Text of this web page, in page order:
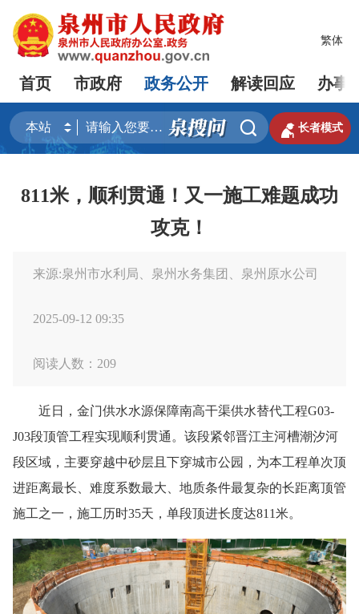
繁体
首页 市政府 政务公开 解读回应 办事
  长者模式
811米，顺利贯通！又一施工难题成功
攻克！
来源:泉州市水利局、泉州水务集团、泉州原水公司
2025-09-12 09:35
阅读人数： 209
近日，金门供水水源保障南高干渠供水替代工程G03-
J03段顶管工程实现顺利贯通。该段紧邻晋江主河槽潮汐河
段区域，主要穿越中砂层且下穿城市公园，为本工程单次顶
进距离最长、难度系数最大、地质条件最复杂的长距离顶管
施工之一，施工历时35天，单段顶进长度达811米。